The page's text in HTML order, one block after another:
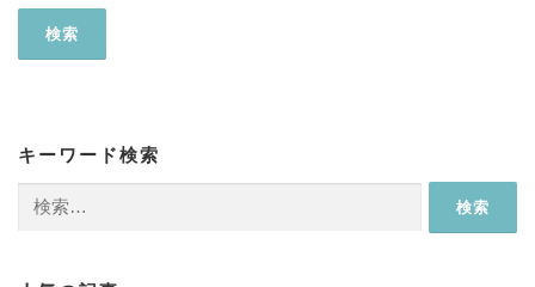
キーワード検索